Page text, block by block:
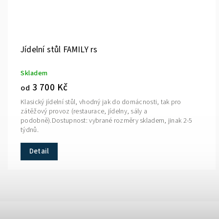
Jídelní stůl FAMILY rs
Skladem
od 3 700 Kč
Detail
Klasický jídelní stůl, vhodný jak do domácnosti, tak pro
zátěžový provoz (restaurace, jídelny, sály a
podobně).Dostupnost: vybrané rozměry skladem, jinak 2-5
týdnů.